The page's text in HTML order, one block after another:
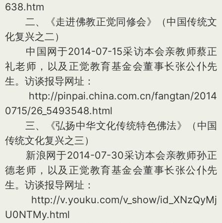
638.htm
二、《走进佛教正觉同修会》（中国传统文
化复兴之二）
中国网于2014-07-15采访本会亲教师蔡正
礼老师，以及正觉教育基金会董事长张公仆先
生。访谈报导网址：
http://pinpai.china.com.cn/fangtan/2014
0715/26_5493548.html
三、《弘扬中华文化传统特色佛法》（中国
传统文化复兴之三）
新浪网于2014-07-30采访本会亲教师孙正
德老师，以及正觉教育基金会董事长张公仆先
生。访谈报导网址：
http://v.youku.com/v_show/id_XNzQyMj
U0NTMy.html